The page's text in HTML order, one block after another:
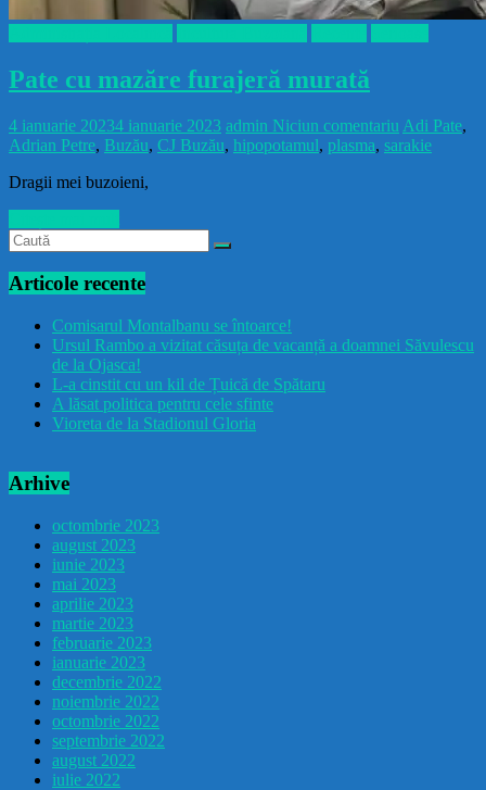
Pate cu mazăre furajeră murată
4 ianuarie 20234 ianuarie 2023 admin Niciun comentariu Adi Pate,
Adrian Petre, Buzău, CJ Buzău, hipopotamul, plasma, sarakie
Dragii mei buzoieni,
Articole recente
Comisarul Montalbanu se întoarce!
Ursul Rambo a vizitat căsuța de vacanță a doamnei Săvulescu
de la Ojasca!
L-a cinstit cu un kil de Țuică de Spătaru
A lăsat politica pentru cele sfinte
Vioreta de la Stadionul Gloria
Arhive
octombrie 2023
august 2023
iunie 2023
mai 2023
aprilie 2023
martie 2023
februarie 2023
ianuarie 2023
decembrie 2022
noiembrie 2022
octombrie 2022
septembrie 2022
august 2022
iulie 2022